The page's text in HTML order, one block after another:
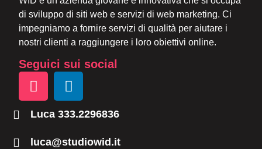
di sviluppo di siti web e servizi di web marketing. Ci
impegniamo a fornire servizi di qualità per aiutare i
nostri clienti a raggiungere i loro obiettivi online.
Seguici sui social
Luca 333.2296836
luca@studiowid.it